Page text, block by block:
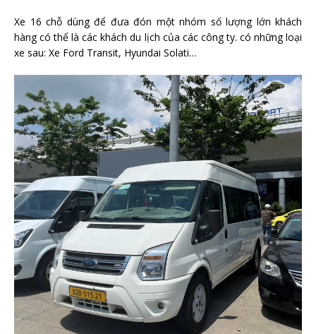
Xe 16 chỗ dùng để đưa đón một nhóm số lượng lớn khách
hàng có thể là các khách du lịch của các công ty. có những loại
xe sau: Xe Ford Transit, Hyundai Solati…